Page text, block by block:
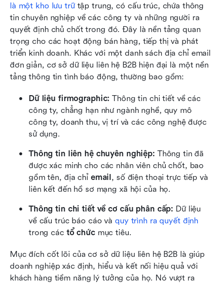
là một kho lưu trữ tập trung, có cấu trúc, chứa thông
tin chuyên nghiệp về các công ty và những người ra
quyết định chủ chốt trong đó. Đây là nền tảng quan
trọng cho các hoạt động bán hàng, tiếp thị và phát
triển kinh doanh. Khác với một danh sách địa chỉ email
đơn giản, cơ sở dữ liệu liên hệ B2B hiện đại là một nền
tảng thông tin tình báo động, thường bao gồm:
Dữ liệu firmographic: Thông tin chi tiết về các
công ty, chẳng hạn như ngành nghề, quy mô
công ty, doanh thu, vị trí và các công nghệ được
sử dụng.
Thông tin liên hệ chuyên nghiệp: Thông tin đã
được xác minh cho các nhân viên chủ chốt, bao
gồm tên, địa chỉ email, số điện thoại trực tiếp và
liên kết đến hồ sơ mạng xã hội của họ.
Thông tin chi tiết về cơ cấu phân cấp: Dữ liệu
về cấu trúc báo cáo và quy trình ra quyết định
trong các tổ chức mục tiêu.
Mục đích cốt lõi của cơ sở dữ liệu liên hệ B2B là giúp
doanh nghiệp xác định, hiểu và kết nối hiệu quả với
khách hàng tiềm năng lý tưởng của họ. Nó vượt ra